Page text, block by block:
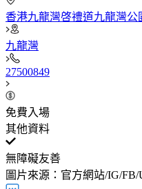
香港九龍灣啓禮道九龍灣公
九龍灣
27500849​
免費入場
其他資料
無障礙友善
圖片來源：官方網站/IG/FB/